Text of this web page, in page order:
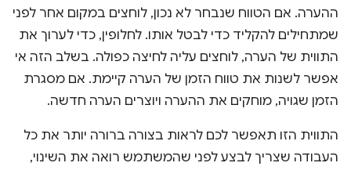
ההערה. אם הטווח שנבחר לא נכון, לוחצים במקום אחר לפני
שמתחילים להקליד כדי לבטל אותו. לחלופין, כדי לערוך את
התווית של הערה, לוחצים עליה לחיצה כפולה. בשלב הזה אי
אפשר לשנות את טווח הזמן של הערה קיימת. אם מסגרת
הזמן שגויה, מוחקים את ההערה ויוצרים הערה חדשה.
התווית הזו תאפשר לכם לראות בצורה ברורה יותר את כל
העבודה שצריך לבצע לפני שהמשתמש רואה את השינוי,